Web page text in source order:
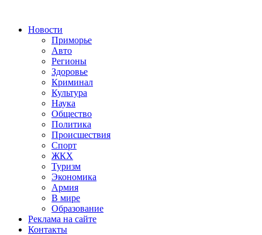
Новости
Приморье
Авто
Регионы
Здоровье
Криминал
Культура
Наука
Общество
Политика
Происшествия
Спорт
ЖКХ
Туризм
Экономика
Армия
В мире
Образование
Реклама на сайте
Контакты